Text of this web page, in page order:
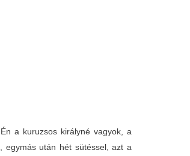
a kuruzsos királyné vagyok, a
egymás után hét sütéssel, azt a